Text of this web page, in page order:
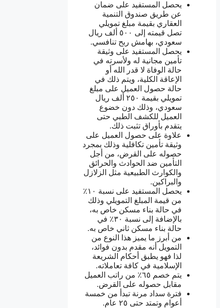
يحصل المستفيد على ضمان
عن طريق صندوق التنمية
العقاري بقيمة مبلغ تمويلي
تصل قيمته إلى ٥٠٠ ألف ريال
سعودي، بهامش ربح تنافسي.
يحصل المستفيد على وثيقة
تأمين مجانية له ولأسرته في
حالة الوفاة لا قدر الله أو
الإعاقة الكلية، ويتم ذلك في
حالة حصول العميل على مبلغ
تمويلي بقيمة ٢٥٠ ألف ريال
سعودي، وذلك دون خضوع
العميل للكشف الطبي حتى
يتقدم بأوراق تثبت ذلك.
علاوة على حصول العميل على
وثيقة تأمين تكافلية وذلك بمجرد
حصوله على القرض، من أجل
التأمين ضد الحوادث والحرائق
والكوارث الطبيعية مثل الزلازل
والبراكين.
يحصل المستفيد على نسبة ١٠٪
من قيمة المبلغ التمويلي وذلك
في حالة بناء مسكن خاص به،
بالإضافة إلى نسبة ٣٠٪ في
حالة بناء مسكن ثاني خاص به.
من أبرز ما يميز هذا النوع من
التمويل أنه مقدم بدون فوائد،
لذا فهو يطبق أحكام الشريعة
الإسلامية في كافة تعاملاته.
يتم خصم ٦٥٪ من راتب العميل
مقابل حصوله على القرض.
فترة سداد مرنة تبدأ من خمسة
أعوام وتمتد حتى ٢٥ عام.